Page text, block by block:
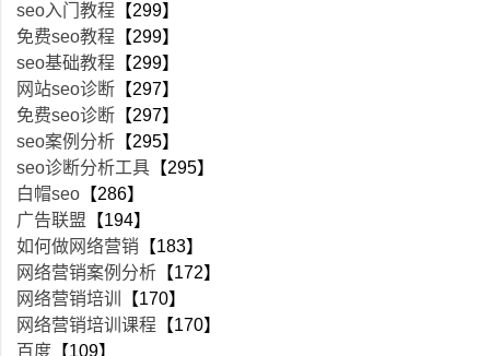
seo入门教程 【299】
免费seo教程 【299】
seo基础教程 【299】
网站seo诊断 【297】
免费seo诊断 【297】
seo案例分析 【295】
seo诊断分析工具 【295】
白帽seo 【286】
广告联盟 【194】
如何做网络营销 【183】
网络营销案例分析 【172】
网络营销培训
【170】
网络营销培训课程 【170】
百度 【109】